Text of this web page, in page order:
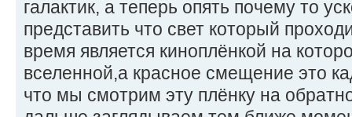
галактик, а теперь опять почему то
представить что свет который
время является киноплёнкой на
вселенной,а красное смещение это
что мы смотрим эту плёнку на